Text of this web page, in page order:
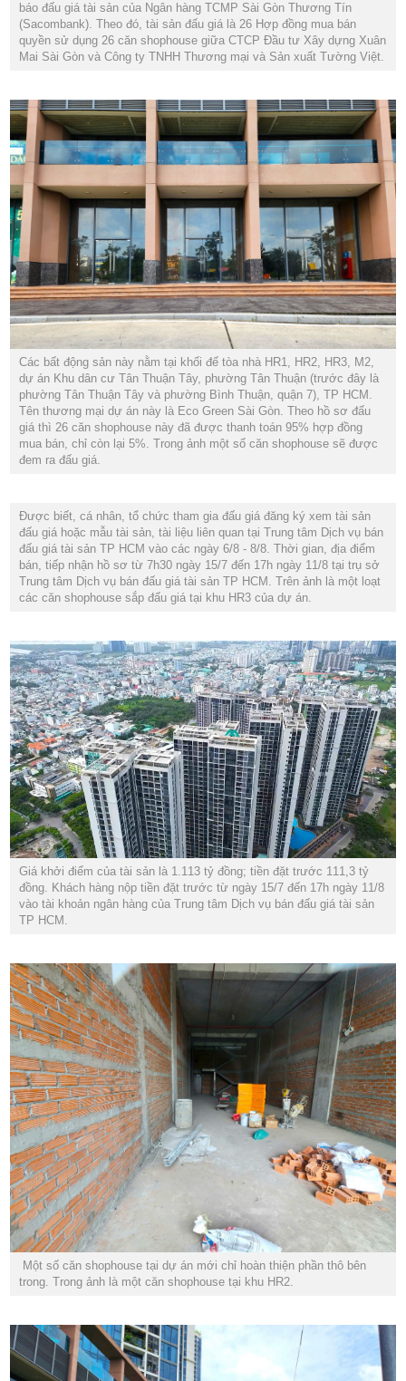
báo đấu giá tài sản của Ngân hàng TCMP Sài Gòn Thương Tín
(Sacombank). Theo đó, tài sản đấu giá là 26 Hợp đồng mua bán
quyền sử dụng 26 căn shophouse giữa CTCP Đầu tư Xây dựng Xuân
Mai Sài Gòn và Công ty TNHH Thương mại và Sản xuất Tường Việt.
Các bất động sản này nằm tại khối đế tòa nhà HR1, HR2, HR3, M2,
dự án Khu dân cư Tân Thuận Tây, phường Tân Thuận (trước đây là
phường Tân Thuận Tây và phường Bình Thuận, quận 7), TP HCM.
Tên thương mại dự án này là Eco Green Sài Gòn. Theo hồ sơ đấu
giá thì 26 căn shophouse này đã được thanh toán 95% hợp đồng
mua bán, chỉ còn lại 5%. Trong ảnh một số căn shophouse sẽ được
đem ra đấu giá.
Được biết, cá nhân, tổ chức tham gia đấu giá đăng ký xem tài sản
đấu giá hoặc mẫu tài sản, tài liệu liên quan tại Trung tâm Dịch vụ bán
đấu giá tài sản TP HCM vào các ngày 6/8 - 8/8. Thời gian, địa điểm
bán, tiếp nhận hồ sơ từ 7h30 ngày 15/7 đến 17h ngày 11/8 tại trụ sở
Trung tâm Dịch vụ bán đấu giá tài sản TP HCM. Trên ảnh là một loạt
các căn shophouse sắp đấu giá tại khu HR3 của dự án.
Giá khởi điểm của tài sản là 1.113 tỷ đồng; tiền đặt trước 111,3 tỷ
đồng. Khách hàng nộp tiền đặt trước từ ngày 15/7 đến 17h ngày 11/8
vào tài khoản ngân hàng của Trung tâm Dịch vụ bán đấu giá tài sản
TP HCM.
Một số căn shophouse tại dự án mới chỉ hoàn thiện phần thô bên
trong. Trong ảnh là một căn shophouse tại khu HR2.